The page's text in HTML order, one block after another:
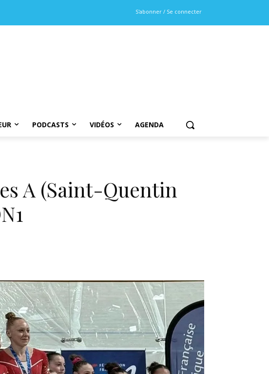
S'abonner / Se connecter
PODCASTS VIDÉOS AGENDA
A (Saint-Quentin